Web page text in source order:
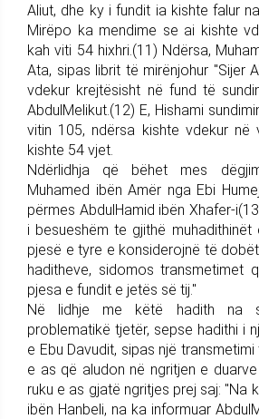
Aliut, dhe ky i fundit ia kishte falur
Mirëpo ka mendime se ai kishte
kah viti 54 hixhri.(11) Ndërsa,
Ata, sipas librit të mirënjohur "Sijer
vdekur krejtësisht në fund të
AbdulMelikut.(12) E, Hishami
vitin 105, ndërsa kishte vdekur në
kishte 54 vjet.
Ndërlidhja që bëhet mes
Muhamed ibën Amër nga Ebi
përmes AbdulHamid ibën Xhafer-
i besueshëm te gjithë muhadithinët
pjesë e tyre e konsiderojnë të
haditheve, sidomos transmetimet
pjesa e fundit e jetës së tij."
Në lidhje me këtë hadith na
problematikë tjetër, sepse hadithi i
e Ebu Davudit, sipas një
e as që aludon në ngritjen e
ruku e as gjatë ngritjes prej saj: "Na
ibën Hanbeli, na ka informuar